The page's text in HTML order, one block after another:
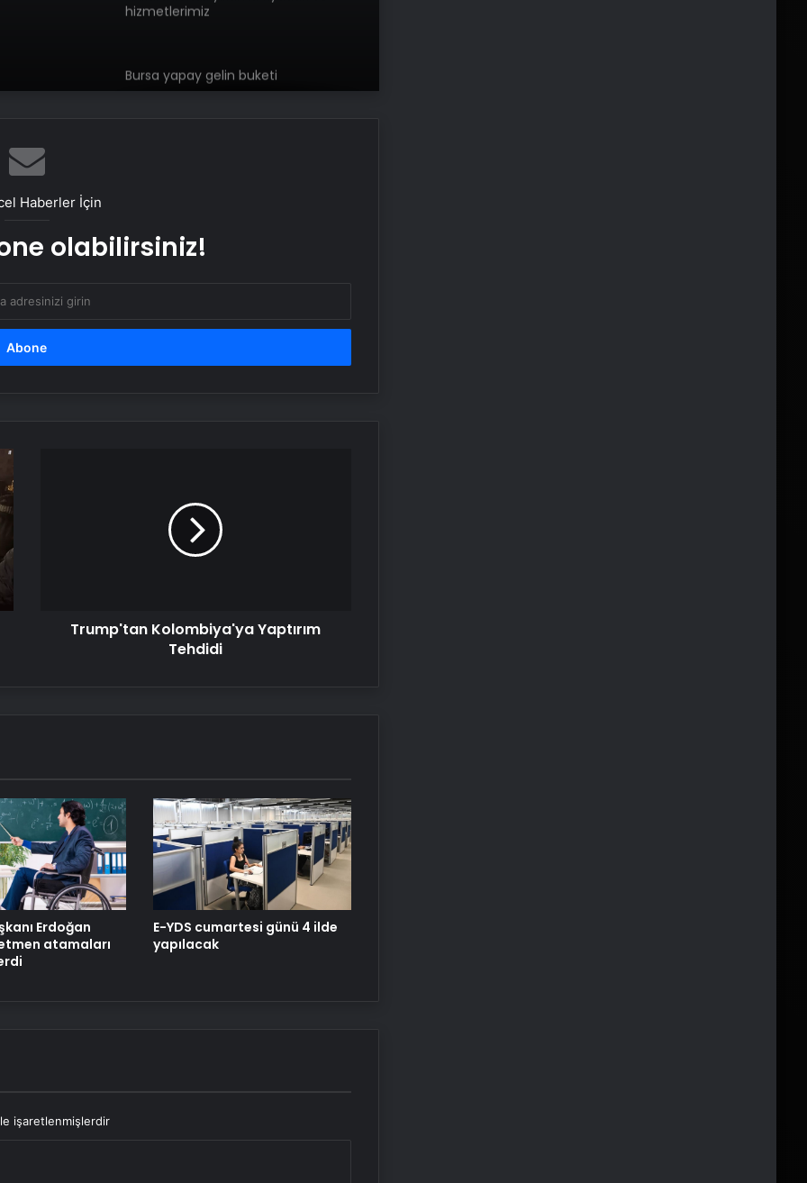
hizmetlerimiz
Bursa yapay gelin buketi
Hizmetleri
MEB: Öğretmenlerin şehir içi yer
Nişantaşı Üniversitesi’nden 2026 YKS
Adaylarına Çifte Güvence: Sabit
Ücret ve Kesintisiz Burs
Reklam Ajansı, SEO Ajansı ve Web
Tasarım Ajansı
Bursa yapay gelin buketi
Haberler İçin
olabilirsiniz!
Trump'tan Kolombiya'ya Yaptırım
Tehdidi
Erdoğan
atamaları
E-YDS cumartesi günü 4 ilde
yapılacak
işaretlenmişlerdir